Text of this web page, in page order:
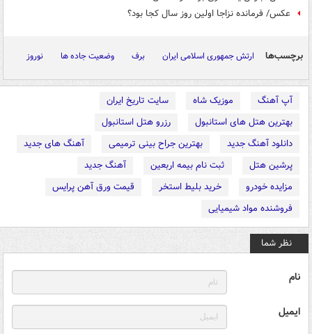
عکس/ فرمانده نزاجا اولین روز سال کجا بود؟
برچسب‌ها ارتش جمهوری اسلامی ایران برف وضعیت جاده ها نوروز
آپ آهنگ موزیک شاه
سایت تاریخ ایران
بهترین هتل های استانبول
رزرو هتل استانبول
دانلود آهنگ جدید
بهترین جراح بینی ترمیمی
آهنگ های جدید
پرشین هتل
ثبت نام بیمه اربعین
آهنگ جدید
مزایده خودرو
خرید بلیط استخر
قیمت ورق آهن پرایس
فروشنده مواد شیمیایی
نظر شما
نام
ایمیل